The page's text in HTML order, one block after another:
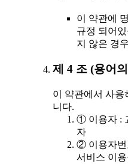
이 약관에
규정 되어
지 않은 경
제 4 조 (용어
이 약관에서 사용
니다.
① 이용자 :
자
② 이용자번
서비스 이